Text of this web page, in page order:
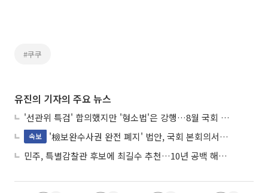
#쿠쿠
유진의 기자의 주요 뉴스
'선관위 특검' 합의했지만 '형소법'은 강행…8월 국회 '입법 2차전' 예고
속보
'檢보완수사권 완전 폐지' 법안, 국회 본회의서 민주당 주도 통과
민주, 특별감찰관 후보에 최길수 추천…10년 공백 해소 속도